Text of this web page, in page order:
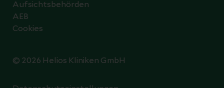
© 2026 Helios Kliniken GmbH
Aufsichtsbehörden
AEB
Cookies